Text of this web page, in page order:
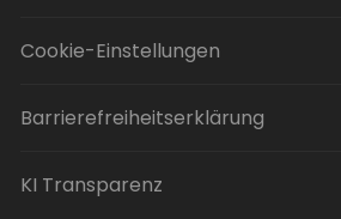
Cookie-Einstellungen
Barrierefreiheitserklärung
KI Transparenz